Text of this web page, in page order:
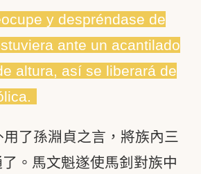
y despréndase de
ante un acantilado
altura, así se liberará de
了孫淵貞之言，將族內三
。馬文魁遂使馬釗對族中